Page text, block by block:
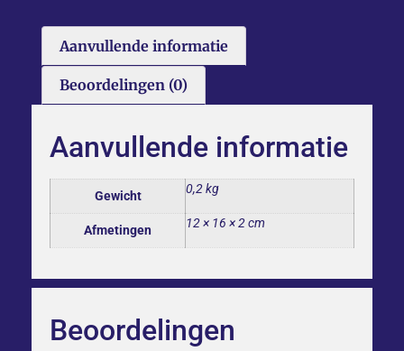
Aanvullende informatie
Beoordelingen (0)
Aanvullende informatie
Gewicht 0,2 kg
Afmetingen 12 × 16 × 2 cm
Beoordelingen